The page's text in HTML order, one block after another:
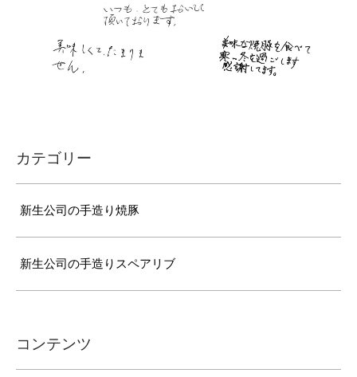
カテゴリー
新生公司の手造り焼豚
新生公司の手造りスペアリブ
コンテンツ